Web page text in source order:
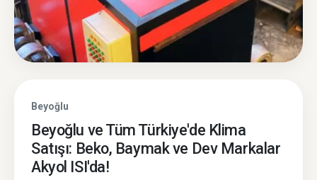
Beyoğlu
Beyoğlu ve Tüm Türkiye'de Klima
Satışı: Beko, Baymak ve Dev Markalar
Akyol ISI'da!